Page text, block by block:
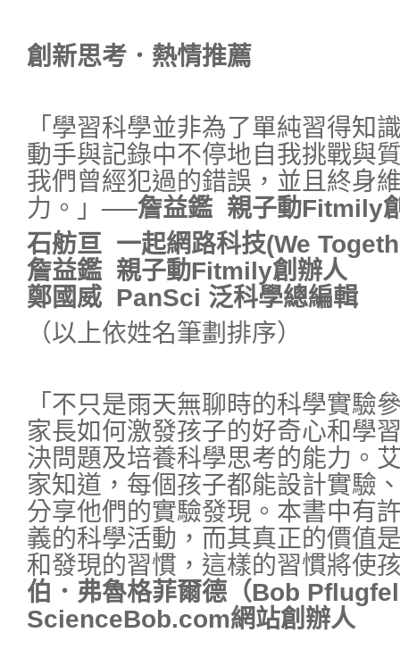
創新思考．熱情推薦
「學習科學並非為了單純習得知
動手與記錄中不停地自我挑戰與
我們曾經犯過的錯誤，並且終身
力。」 ──詹益鑑 親子動Fitmily
石舫亘 一起網路科技(We
詹益鑑 親子動Fitmily創辦人
鄭國威 PanSci 泛科學總編輯
（以上依姓名筆劃排序）
「不只是雨天無聊時的科學實驗
家長如何激發孩子的好奇心和學
決問題及培養科學思考的能力。
家知道，每個孩子都能設計實驗
分享他們的實驗發現。本書中有
義的科學活動，而其真正的價值
和發現的習慣，這樣的習慣將使
伯．弗魯格菲爾德（Bob
ScienceBob.com網站創辦人